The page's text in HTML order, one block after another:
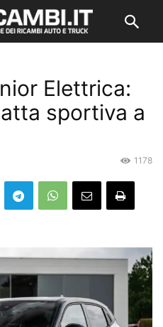
Elettrica:
sportiva a
1178